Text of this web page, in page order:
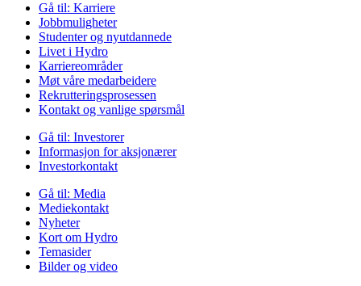
Gå til: Karriere
Jobbmuligheter
Studenter og nyutdannede
Livet i Hydro
Karriereområder
Møt våre medarbeidere
Rekrutteringsprosessen
Kontakt og vanlige spørsmål
Gå til: Investorer
Informasjon for aksjonærer
Investorkontakt
Gå til: Media
Mediekontakt
Nyheter
Kort om Hydro
Temasider
Bilder og video